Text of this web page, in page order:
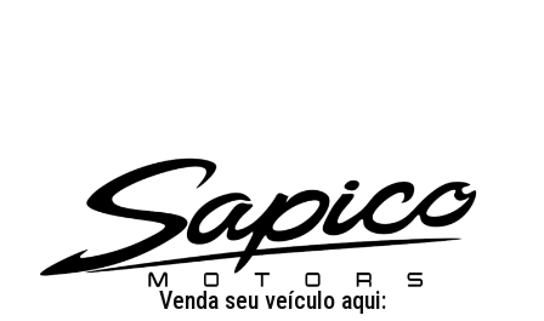
Venda seu veículo aqui: